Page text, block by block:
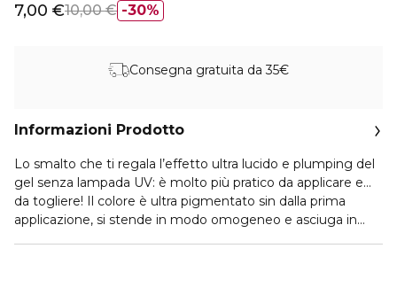
30%
7,00 €10,00 €
Consegna gratuita da 35€
Informazioni Prodotto
Lo smalto che ti regala l’effetto ultra lucido e plumping del
gel senza lampada UV: è molto più pratico da applicare e…
da togliere! Il colore è ultra pigmentato sin dalla prima
applicazione, si stende in modo omogeneo e asciuga in